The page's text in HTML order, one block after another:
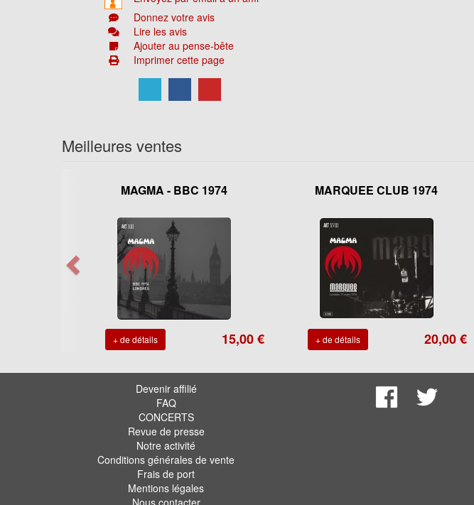
Donnez votre avis
Lire les avis
Ajouter au pense-bête
Imprimer cette page
Meilleures ventes
MAGMA - BBC 1974
+ de détails 15,00 €
MARQUEE CLUB 1974
+ de détails 20,00 €
Devenir affilié
FAQ
CONCERTS
Revue de presse
Notre activité
Conditions générales de vente
Frais de port
Mentions légales
Nous contacter